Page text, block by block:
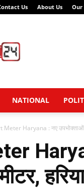
Us About Us Our
NATIONAL
Meter Haryana : नए उपभोक्ताओं